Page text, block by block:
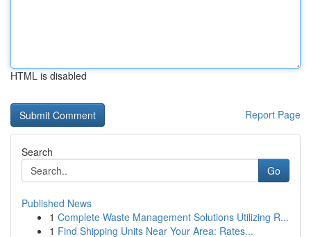
HTML is disabled
Report Page
Search
Go
Published News
1 Complete Waste Management Solutions Utilizing R...
1 Find Shipping Units Near Your Area: Rates...